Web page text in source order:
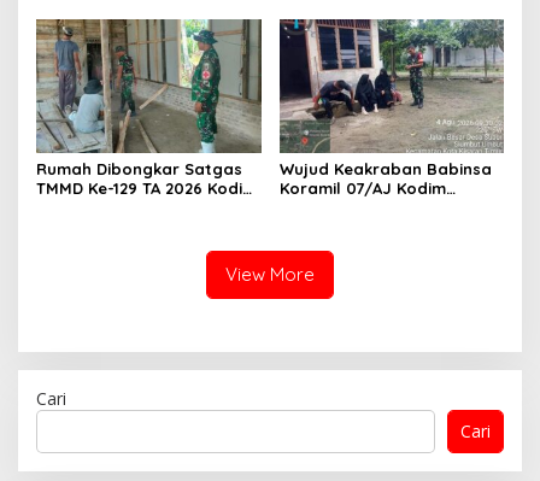
Pemotong Rumput Dinas PU
Rumah Dibongkar Satgas
TMMD Ke-129 TA 2026 Kodim
Wujud Keakraban Babinsa
Koramil 07/AJ Kodim
View More
Cari
Cari